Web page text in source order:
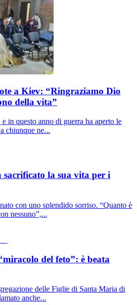
a Kiev: “Ringraziamo Dio
della vita”
in questo anno di guerra ha aperto le
chiunque ne...
sacrificato la sua vita per i
con uno splendido sorriso. “Quanto è
nessuno”,...
del feto”: è beata
delle Figlie di Santa Maria di
anche...